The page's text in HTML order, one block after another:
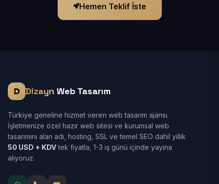
Hemen Teklif İste
Dizayn Web Tasarım
Türkiye geneline hizmet veren web tasarım ajansı.
İşletmenize özel hazır web sitesi ve kurumsal web
tasarımını alan adı, hosting, SSL ve temel SEO dahil yıllık
50 USD + KDVtek fiyatla, 1-3 iş günü içinde yayına
alıyoruz.